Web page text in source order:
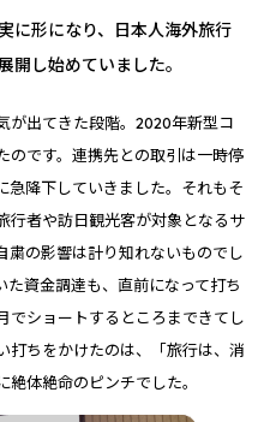
に形になり、日本人海外旅行
開し始めていました。
が出てきた段階。2020年新型コ
のです。連携先との取引は一時停
急降下していきました。それもそ
行者や訪日観光客が対象となるサ
粛の影響は計り知れないものでし
資金調達も、直前になって打ち
でショートするところまできてし
打ちをかけたのは、「旅行は、消
体絶命のピンチでした。